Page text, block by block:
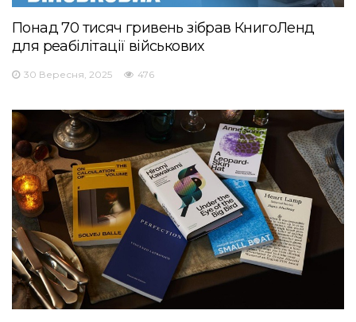
Понад 70 тисяч гривень зібрав КнигоЛенд
для реабілітації військових
30 Вересня, 2025 476